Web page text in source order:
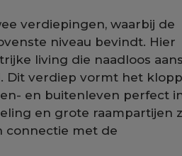
verdiepingen, waarbij de
niveau bevindt. Hier
living die naadloos
Dit verdiep vormt het
en buitenleven perfect
en grote raampartijen
connectie met de